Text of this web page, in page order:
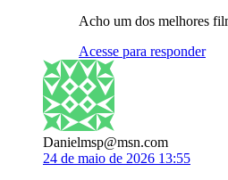
Acho um dos melhores
Acesse para responder
Danielmsp@msn.com
24 de maio de 2026 13:55